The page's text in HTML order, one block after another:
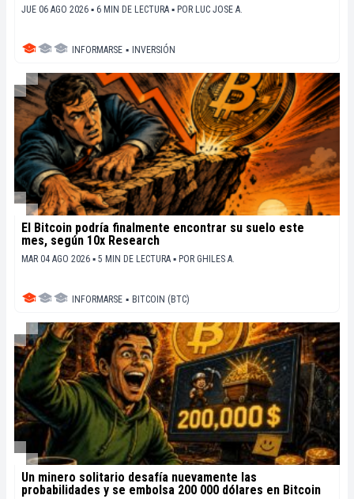
JUE 06 AGO 2026 ▪ 6 MIN DE LECTURA ▪ POR LUC JOSE A.
INFORMARSE ▪ INVERSIÓN
El Bitcoin podría finalmente encontrar su suelo este
mes, según 10x Research
MAR 04 AGO 2026 ▪ 5 MIN DE LECTURA ▪ POR GHILES A.
INFORMARSE ▪ BITCOIN (BTC)
Un minero solitario desafía nuevamente las
probabilidades y se embolsa 200 000 dólares en Bitcoin